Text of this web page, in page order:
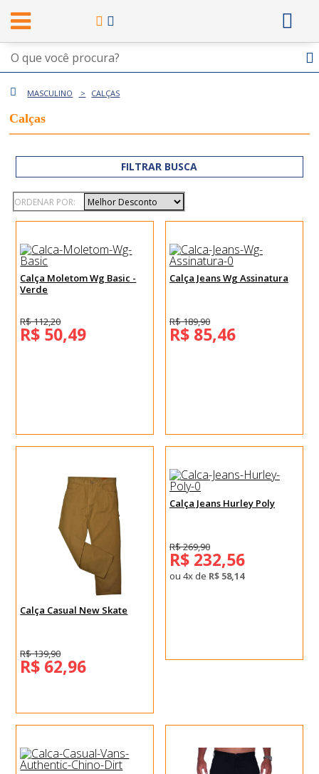
MASCULINO CALÇAS
Calças
FILTRAR BUSCA
ORDENAR POR:
Calça Moletom Wg Basic -
Verde
R$ 112,20
R$ 50,49
Calça Jeans Wg Assinatura
R$ 189,90
R$ 85,46
Calça Casual New Skate
R$ 139,90
R$ 62,96
Calça Jeans Hurley Poly
R$ 269,90
R$ 232,56
ou 4x de R$ 58,14